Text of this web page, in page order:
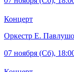
Концерт
Оркестр Е.
07 ноября (Сб),